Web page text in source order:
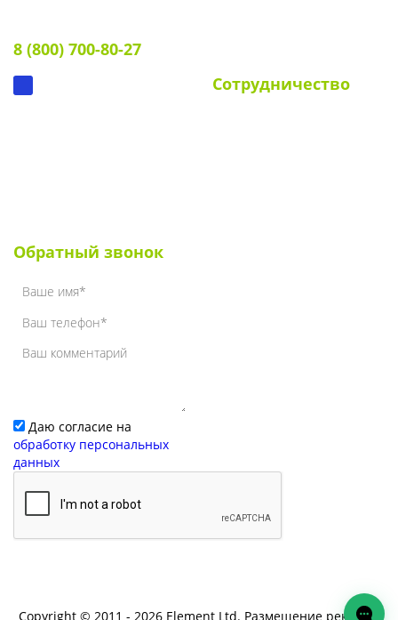
8 (800) 700-80-27
Сотрудничество
Обратный звонок
Даю согласие на
обработку персональных
данных
Copyright © 2011 - 2026 Element Ltd. Размещение рекламы